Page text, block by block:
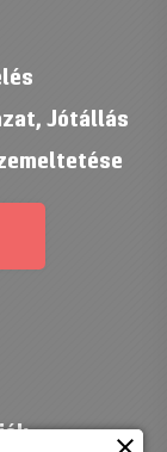
, Jótállás